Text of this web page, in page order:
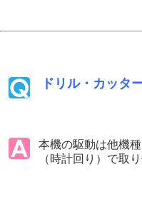
ドリル・カッタ
本機の駆動は他機
（時計回り）で取